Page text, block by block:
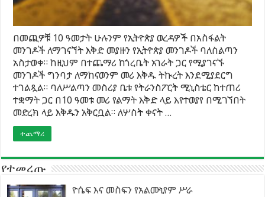
በመጪዎቹ 10 ዓመታት ሁሉንም የኢትዮጵያ ወረዳዎች በአስፋልት
መንገዶች ለማገናኘት እቅድ መያዙን የኢትዮጵያ መንገዶች ባለስልጣን
አስታወቀ። ከዚህም በተጨማሪ ከጎረቤት አገራት ጋር የሚያገናኙ
መንገዶች ግንባታ ለማከናወንም መሪ እቅዱ ትኩረት እንደሚያደርግ
ተገልጿል። ባለሥልጣን መስሪያ ቤቱ የትራንስፖርት ሚኒስቴር ከተጠሪ
ተቋማት ጋር በ10 ዓመቱ መሪ የልማት እቅድ ላይ እየተወያየ በሚገኘበት
መድረክ ላይ እቅዱን አቅርቧል። ለሦስት ቀናት …
ተጨማሪ
የተመረጡ
ዮሴፍ እና መስፍን የአልሙኒየም ሥራ